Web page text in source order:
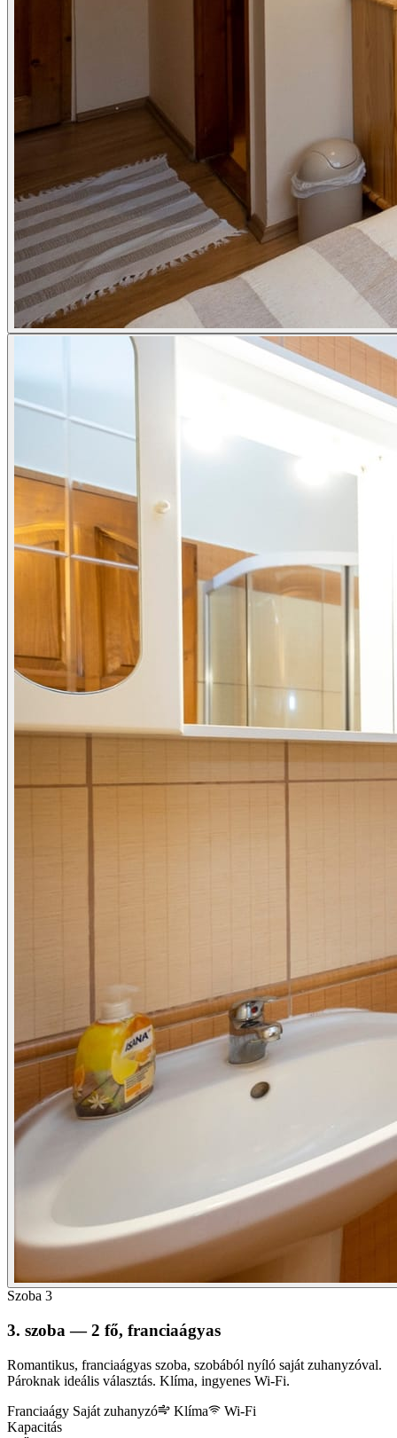
Szoba 3
3. szoba — 2 fő, franciaágyas
Romantikus, franciaágyas szoba, szobából nyíló saját zuhanyzóval.
Pároknak ideális választás. Klíma, ingyenes Wi-Fi.
Franciaágy Saját zuhanyzó Klíma
Wi-Fi
Kapacitás